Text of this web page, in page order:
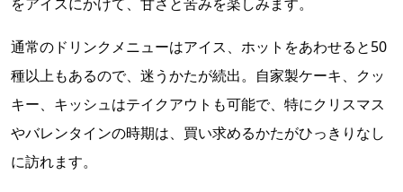
通常のドリンクメニューはアイス、ホットをあわせると50
種以上もあるので、迷うかたが続出。自家製ケーキ、クッ
キー、キッシュはテイクアウトも可能で、特にクリスマス
やバレンタインの時期は、買い求めるかたがひっきりなし
に訪れます。